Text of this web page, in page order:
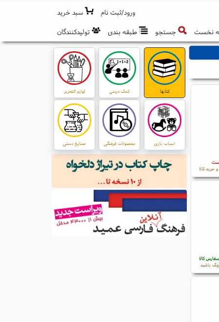
ورود/ثبت نام
سبد خرید
نخست
جستجو طبقه بندی تولیدکنندگان
خرید کالا
کالا
باشید
کتابها کمک درسی لوازم التحریر
اسباب بازی محصولات فرهنگی صنایع دستی